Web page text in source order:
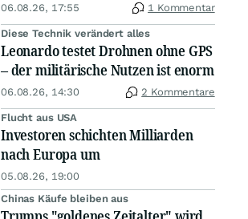
06.08.26, 17:55 1 Kommentar
Diese Technik verändert alles
Leonardo testet Drohnen ohne GPS
– der militärische Nutzen ist enorm
06.08.26, 14:30 2 Kommentare
Flucht aus USA
Investoren schichten Milliarden
nach Europa um
05.08.26, 19:00
Chinas Käufe bleiben aus